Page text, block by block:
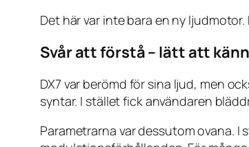
Det här var inte bara en ny
Svår att förstå – lätt att
DX7 var berömd för sina ljud, men
syntar. I stället fick användaren
Parametrarna var dessutom ovana.